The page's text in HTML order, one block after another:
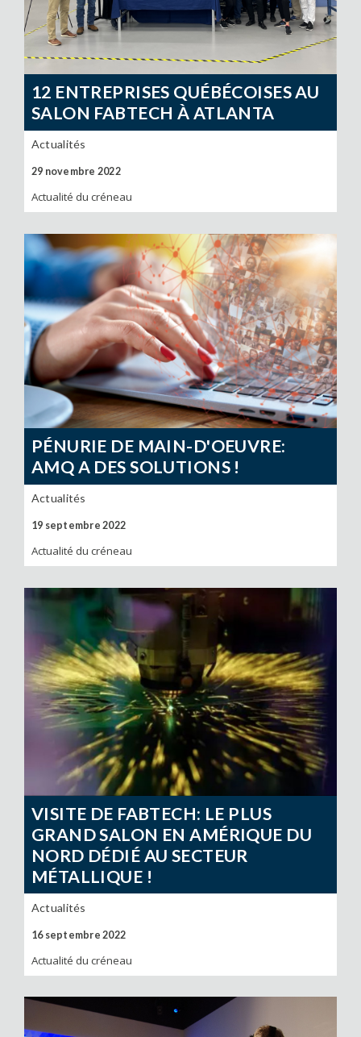
12 ENTREPRISES QUÉBÉCOISES AU
SALON FABTECH À ATLANTA
Actualités
29 novembre 2022
Actualité du créneau
PÉNURIE DE MAIN-D'OEUVRE:
AMQ A DES SOLUTIONS !
Actualités
19 septembre 2022
Actualité du créneau
VISITE DE FABTECH: LE PLUS
GRAND SALON EN AMÉRIQUE DU
NORD DÉDIÉ AU SECTEUR
MÉTALLIQUE !
Actualités
16 septembre 2022
Actualité du créneau